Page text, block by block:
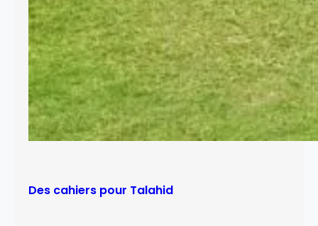
Des cahiers pour Talahid